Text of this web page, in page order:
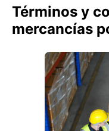
Términos y
mercancías